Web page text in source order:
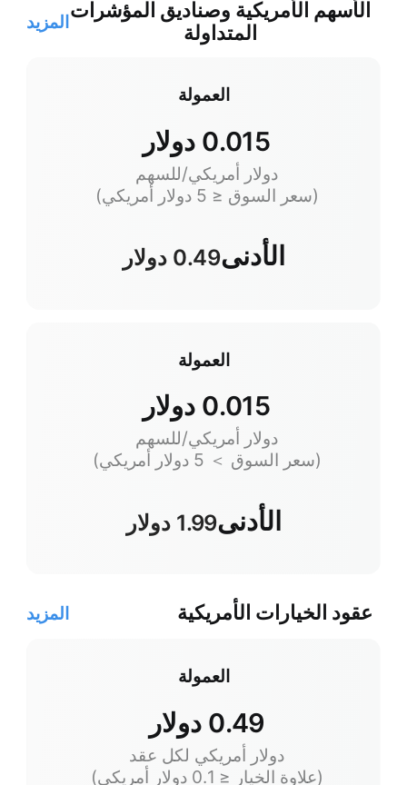
الأسهم الأمريكية وصناديق المؤشرات
المتداولة
المزيد
العمولة
0.015 دولار
دولار أمريكي/للسهم
(سعر السوق ≤ 5 دولار أمريكي)
الأدنى0.49 دولار
العمولة
0.015 دولار
دولار أمريكي/للسهم
(سعر السوق ＞ 5 دولار أمريكي)
الأدنى1.99 دولار
عقود الخيارات الأمريكية المزيد
العمولة
0.49 دولار
دولار أمريكي لكل عقد
(علاوة الخيار ≤ 0.1 دولار أمريكي)